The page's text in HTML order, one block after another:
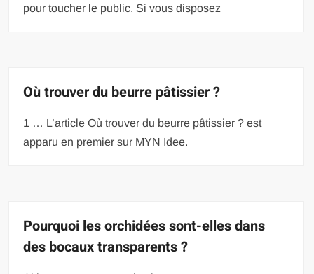
pour toucher le public. Si vous disposez
Où trouver du beurre pâtissier ?
1 … L’article Où trouver du beurre pâtissier ? est
apparu en premier sur MYN Idee.
Pourquoi les orchidées sont-elles dans
des bocaux transparents ?